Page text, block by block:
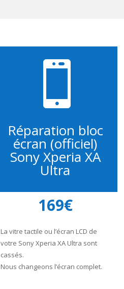

Réparation bloc
écran (officiel)
Sony Xperia XA
Ultra
169€
La vitre tactile ou l’écran LCD de
votre Sony Xperia XA Ultra sont
cassés.
Nous changeons l’écran complet.